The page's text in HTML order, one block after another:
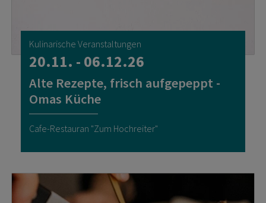
Kulinarische Veranstaltungen
20.11. - 06.12.26
Alte Rezepte, frisch aufgepeppt -
Omas Küche
Cafe-Restauran "Zum Hochreiter"